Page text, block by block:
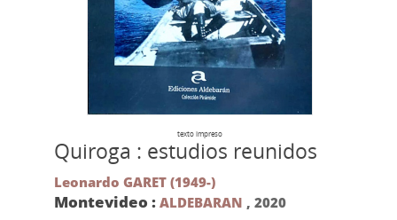
texto impreso
Quiroga : estudios reunidos
Leonardo GARET (1949-)
Montevideo : ALDEBARAN , 2020